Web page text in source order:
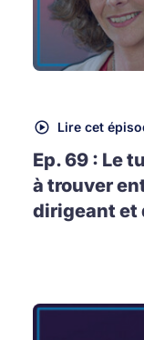
Lire cet
Ep. 69 : Le
à trouver
dirigeant et